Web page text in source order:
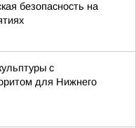
безопасность на
с
для Нижнего